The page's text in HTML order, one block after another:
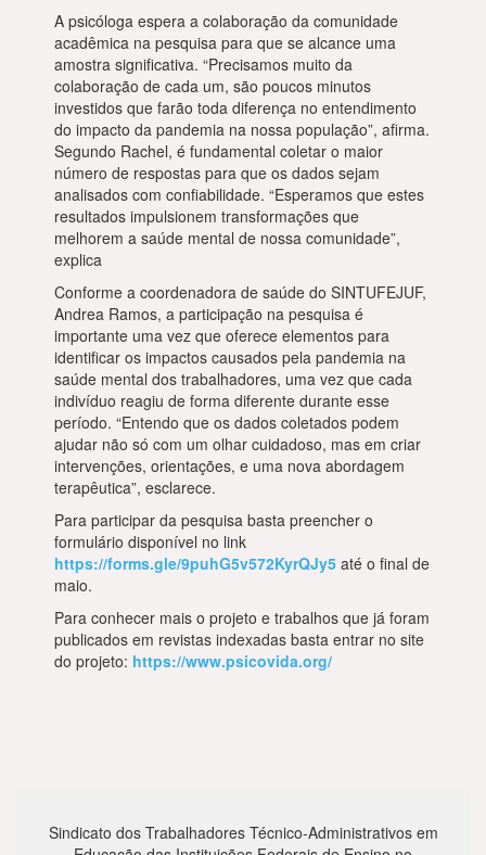
A psicóloga espera a colaboração da comunidade
acadêmica na pesquisa para que se alcance uma
amostra significativa. “Precisamos muito da
colaboração de cada um, são poucos minutos
investidos que farão toda diferença no entendimento
do impacto da pandemia na nossa população”, afirma.
Segundo Rachel, é fundamental coletar o maior
número de respostas para que os dados sejam
analisados com confiabilidade. “Esperamos que estes
resultados impulsionem transformações que
melhorem a saúde mental de nossa comunidade”,
explica
Conforme a coordenadora de saúde do SINTUFEJUF,
Andrea Ramos, a participação na pesquisa é
importante uma vez que oferece elementos para
identificar os impactos causados pela pandemia na
saúde mental dos trabalhadores, uma vez que cada
indivíduo reagiu de forma diferente durante esse
período. “Entendo que os dados coletados podem
ajudar não só com um olhar cuidadoso, mas em criar
intervenções, orientações, e uma nova abordagem
terapêutica”, esclarece.
Para participar da pesquisa basta preencher o
formulário disponível no link
https://forms.gle/9puhG5v572KyrQJy5 até o final de
maio.
Para conhecer mais o projeto e trabalhos que já foram
publicados em revistas indexadas basta entrar no site
do projeto: https://www.psicovida.org/
Sindicato dos Trabalhadores Técnico-Administrativos em